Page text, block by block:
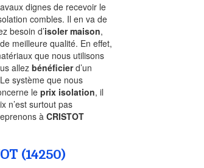
dignes de recevoir le
combles. Il en va de
besoin d’isoler maison,
meilleure qualité. En effet,
que nous utilisons
allezbénéficierd’un
système que nous
leprix isolation, il
n’est surtout pas
àCRISTOT
(14250)